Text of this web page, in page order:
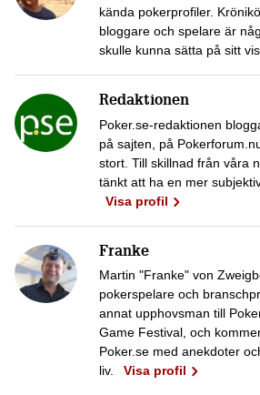
kända pokerprofiler.
bloggare och spelare är
skulle kunna sätta på sitt
Redaktionen
Poker.se-redaktionen
på sajten, på
stort. Till skillnad från våra
tänkt att ha en mer
Visa profil
Franke
Martin "Franke" von
pokerspelare och
annat upphovsman till
Game Festival, och
Poker.se med anekdoter
liv.
Visa profil